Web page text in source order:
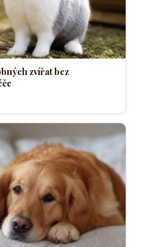
zvířat bez